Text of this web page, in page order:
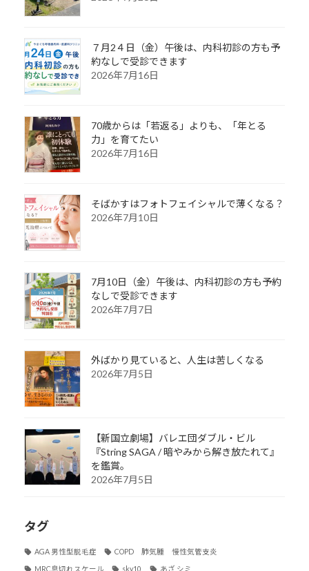
７月2４日（金）午後は、内科初診の方も予
約なしで受診できます
2026年7月16日
70歳からは「若返る」よりも、「年とる
力」を育てたい
2026年7月16日
そばかすはフォトフェイシャルで薄くなる？
2026年7月10日
7月10日（金）午後は、内科初診の方も予約
なしで受診できます
2026年7月7日
外ばかり見ていると、人生は苦しくなる
2026年7月5日
【新国立劇場】バレエ団ダブル・ビル
『String SAGA / 暗やみから解き放たれて』
を鑑賞。
2026年7月5日
タグ
AGA 男性型脱毛症 COPD 肺気腫 慢性気管支炎
MRC息切れスケール sky10 あざ シミ